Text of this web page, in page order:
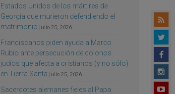
Estados Unidos de los mártires de
Georgia que murieron defendiendo el
matrimonio julio 25, 2026
Franciscanos piden ayuda a Marco
Rubio ante persecución de colonos
judíos que afecta a cristianos (y no sólo)
en Tierra Santa julio 25, 2026
Sacerdotes alemanes fieles al Papa